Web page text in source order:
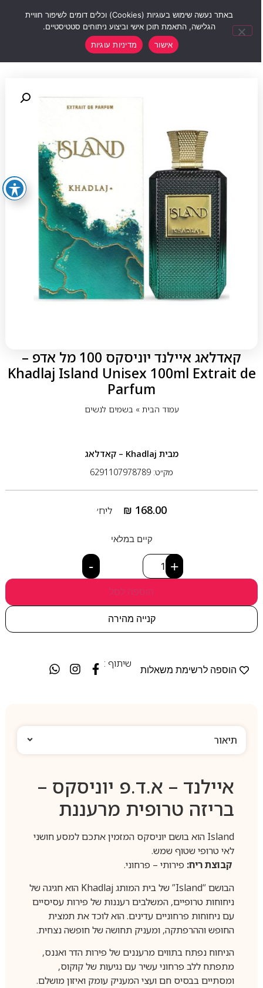
קאדלאג איילנד יוניסקס 100 מל אדפ –
Khadlaj Island Unisex 100ml Extrait de
Parfum
עמוד הבית» בשמים לנשים
מבית Khadlaj – קאדלאג
מק״ט: 6291107978789
₪ 168.00 ליח׳
קיים במלאי
- +
הוספה לסל
קנייה מהירה
הוספה לרשימת משאלות
שיתוף :
תיאור
איילנד – א.ד.פ יוניסקס –
בריזה טרופית מרעננת
Island הוא בושם יוניסקס המזמין אתכם למסע חושני
לאי טרופי שטוף שמש.
קבוצת ריח:פירותי – פרחוני.
הבושם “Island” של בית המותג Khadlaj הוא חגיגה של
ניחוחות טרופיים, המשלבים רעננות של פירות עסיסיים
עם ניחוחות פרחוניים עדינים. הוא לוכד את תמצית
החופש וההרפתקה, ומעניק תחושה של חופשה נצחית.
הניחוח נפתח בתווים מרעננים של פירות הדר ואננס,
מתפתח ללב פרחוני עשיר עם נגיעות של קוקוס,
ומסתיים בבסיס חם ועצי המעניק עומק ואיזון מושלם.
באתר נעשה שימוש בעוגיות (Cookies) וכלים דומים לשיפור חוויית
הגלישה, התאמת תוכן אישי וביצוע ניתוחים סטטיסטיים.
אישור
מדיניות עוגיות